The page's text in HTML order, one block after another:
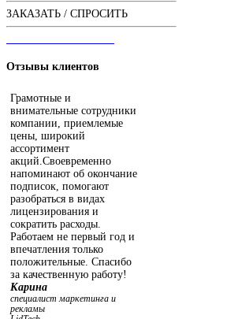
ЗАКАЗАТЬ / СПРОСИТЬ
Отзывы клиентов
Грамотные и
внимательные сотрудники
компании, приемлемые
цены, широкий
ассортимент
акций.Своевременно
напоминают об окончание
подписок, помогают
разобраться в видах
лицензирования и
сократить расходы.
Работаем не первый год и
впечатления только
положительные. Спасибо
за качественную работу!
Карина
специалист маркетинга и
рекламы